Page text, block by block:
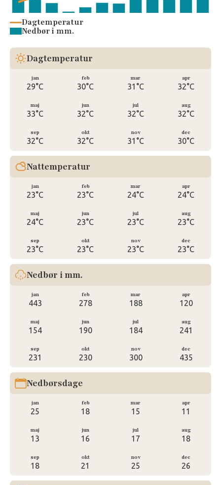
Dagtemperatur
Nedbør i mm.
Dagtemperatur
jan
29°C
feb
30°C
mar
31°C
apr
32°C
maj
33°C
jun
32°C
jul
32°C
aug
32°C
sep
32°C
okt
32°C
nov
31°C
dec
30°C
Nattemperatur
jan
23°C
feb
23°C
mar
24°C
apr
24°C
maj
24°C
jun
23°C
jul
23°C
aug
23°C
sep
23°C
okt
23°C
nov
23°C
dec
23°C
Nedbør i mm.
jan
443
feb
278
mar
188
apr
120
maj
154
jun
190
jul
184
aug
241
sep
231
okt
230
nov
300
dec
435
Nedbørsdage
jan
25
feb
18
mar
15
apr
11
maj
13
jun
16
jul
17
aug
18
sep
18
okt
21
nov
25
dec
26